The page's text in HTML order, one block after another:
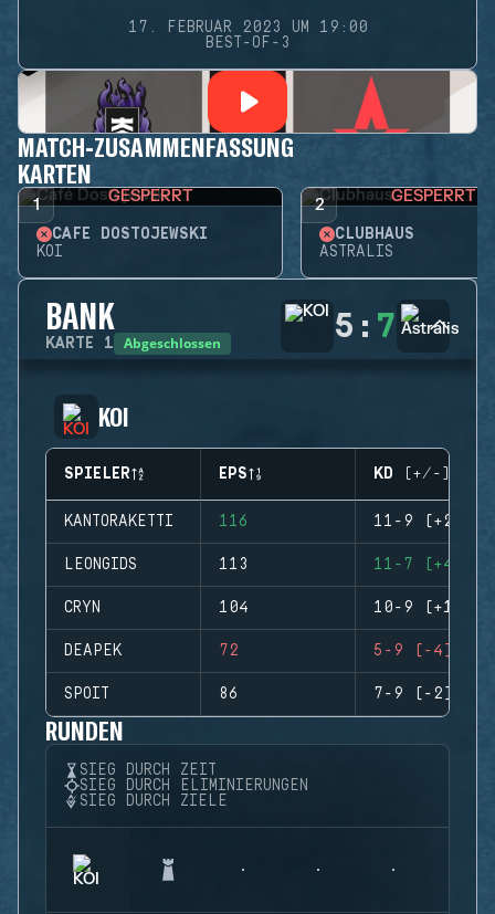
17. FEBRUAR 2023 UM 19:00
BEST-OF-3
MATCH-ZUSAMMENFASSUNG
KARTEN
1 GESPERRT
CAFÉ DOSTOJEWSKI
KOI
2 GESPERRT
CLUBHAUS
ASTRALIS
BANK
KARTE 1 Abgeschlossen 5 : 7
KOI
SPIELER EPS KD (+/-)
KANTORAKETTI 116 11-9 (+2)
LEONGIDS 113 11-7 (+4)
CRYN 104 10-9 (+1)
DEAPEK 72 5-9 (-4)
SPOIT 86 7-9 (-2)
RUNDEN
SIEG DURCH ZEIT
SIEG DURCH ELIMINIERUNGEN
SIEG DURCH ZIELE